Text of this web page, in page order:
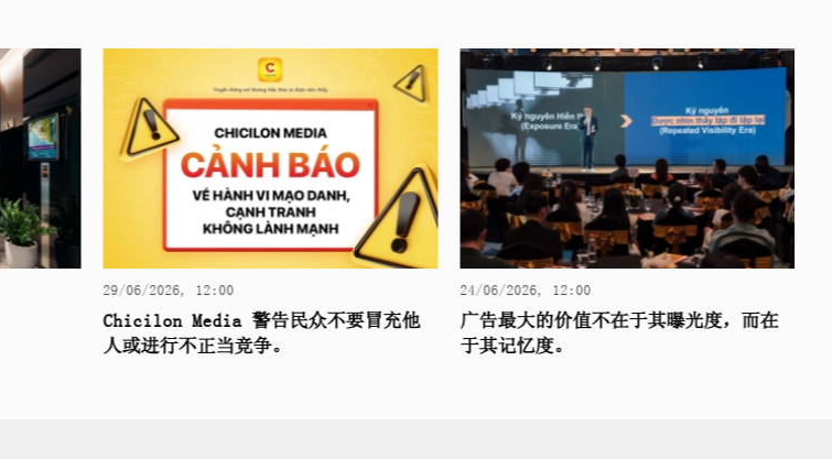
29/06/2026, 12:00
Chicilon Media 警告民众不要冒充他
人或进行不正当竞争。
24/06/2026, 12:00
广告最大的价值不在于其曝光度，而在
于其记忆度。